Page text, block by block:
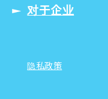
对于企业
隐私政策